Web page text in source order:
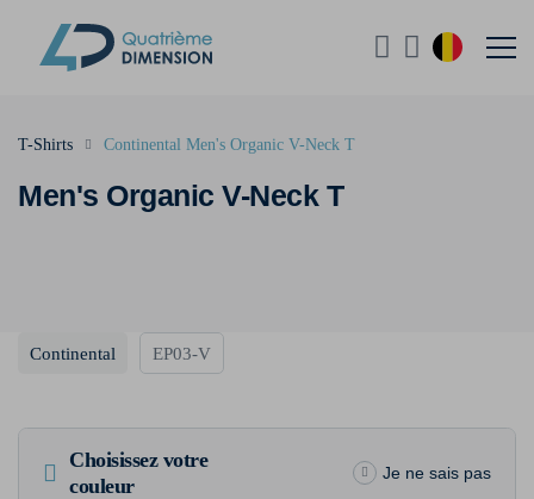
Men's Organic V-Neck T
T-Shirts Continental Men's Organic V-Neck T
Continental EP03-V
Choisissez votre
couleur
Je ne sais pas